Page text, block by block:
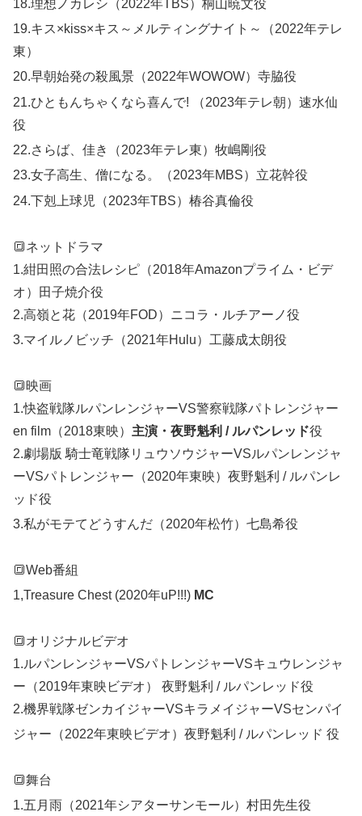
18.理想ノカレシ（2022年TBS）桐山暁文役
19.キス×kiss×キス～メルティングナイト～（2022年テレ
東）
20.早朝始発の殺風景（2022年WOWOW）寺脇役
21.ひともんちゃくなら喜んで! （2023年テレ朝）速水仙
役
22.さらば、佳き（2023年テレ東）牧嶋剛役
23.女子高生、僧になる。（2023年MBS）立花幹役
24.下剋上球児（2023年TBS）椿谷真倫役
🔳ネットドラマ
1.紺田照の合法レシピ（2018年Amazonプライム・ビデ
オ）田子焼介役
2.高嶺と花（2019年FOD）ニコラ・ルチアーノ役
3.マイルノビッチ（2021年Hulu）工藤成太朗役
🔳映画
1.快盗戦隊ルパンレンジャーVS警察戦隊パトレンジャー
en film（2018東映） 主演・夜野魁利 / ルパンレッド役
2.劇場版 騎士竜戦隊リュウソウジャーVSルパンレンジャ
ーVSパトレンジャー（2020年東映）夜野魁利 / ルパンレ
ッド役
3.私がモテてどうすんだ（2020年松竹）七島希役
🔳Web番組
1,Treasure Chest (2020年uP!!!) MC
🔳オリジナルビデオ
1.ルパンレンジャーVSパトレンジャーVSキュウレンジャ
ー（2019年東映ビデオ） 夜野魁利 / ルパンレッド役
2.機界戦隊ゼンカイジャーVSキラメイジャーVSセンパイ
ジャー（2022年東映ビデオ）夜野魁利 / ルパンレッド 役
🔳舞台
1.五月雨（2021年シアターサンモール） 村田先生役